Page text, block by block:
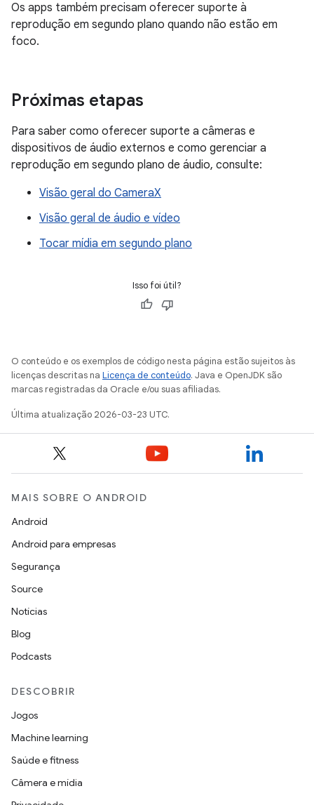
Os apps também precisam oferecer suporte à
reprodução em segundo plano quando não estão em
foco.
Próximas etapas
Para saber como oferecer suporte a câmeras e
dispositivos de áudio externos e como gerenciar a
reprodução em segundo plano de áudio, consulte:
Visão geral do CameraX
Visão geral de áudio e vídeo
Tocar mídia em segundo plano
Isso foi útil?
O conteúdo e os exemplos de código nesta página estão sujeitos às
licenças descritas na Licença de conteúdo. Java e OpenJDK são
marcas registradas da Oracle e/ou suas afiliadas.
Última atualização 2026-03-23 UTC.
MAIS SOBRE O ANDROID
Android
Android para empresas
Segurança
Source
Notícias
Blog
Podcasts
DESCOBRIR
Jogos
Machine learning
Saúde e fitness
Câmera e mídia